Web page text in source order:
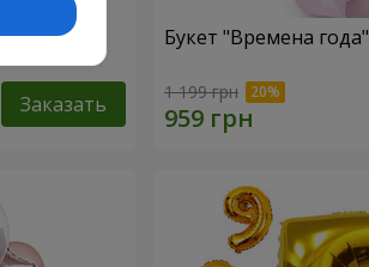
моря"
Заказать
Букет "Времена года"
1 199 грн